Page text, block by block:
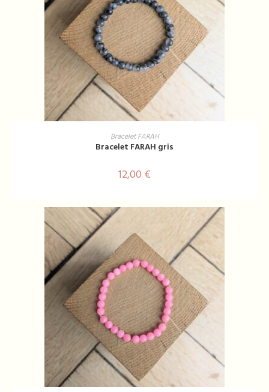
AJOUTER AU PANIER
Bracelet FARAH
Bracelet FARAH gris
12,00 €